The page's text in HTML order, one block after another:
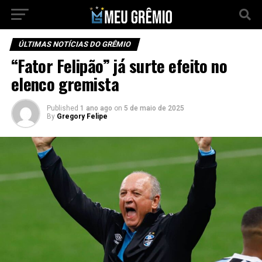
ÚLTIMAS NOTÍCIAS DO GRÊMIO
“Fator Felipão” já surte efeito no
elenco gremista
Published 1 ano ago on 5 de maio de 2025
By Gregory Felipe